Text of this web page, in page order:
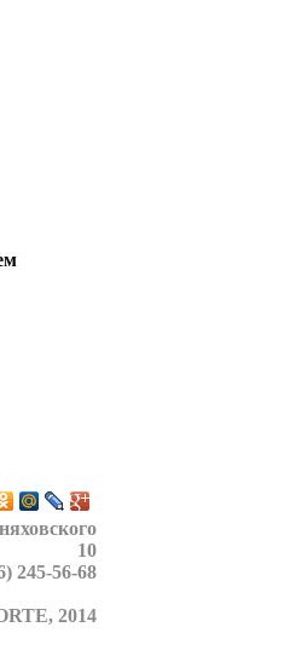
10
245-56-68
2014